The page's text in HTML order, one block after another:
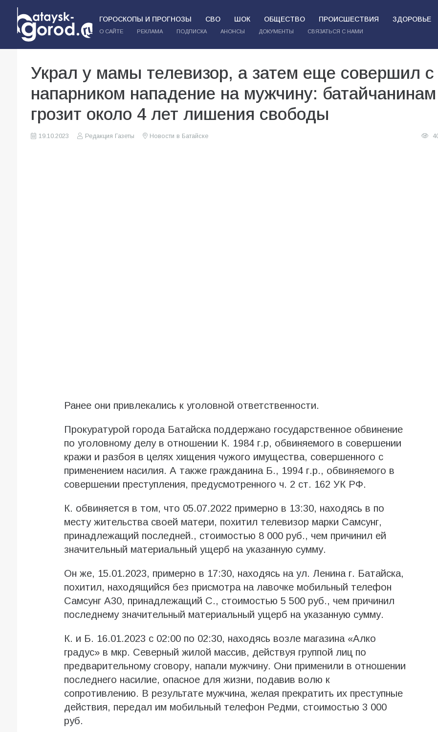
ГОРОСКОПЫ И ПРОГНОЗЫ СВО ШОК ОБЩЕСТВО ПРОИСШЕСТВИЯ ЗДОРОВЬЕ
О САЙТЕ РЕКЛАМА ПОДПИСКА АНОНСЫ ДОКУМЕНТЫ СВЯЗАТЬСЯ С НАМИ
Украл у мамы телевизор, а затем еще совершил с
напарником нападение на мужчину: батайчанинам
грозит около 4 лет лишения свободы
19.10.2023 Редакция Газеты Новости в Батайске
Ранее они привлекались к уголовной ответственности.
Прокуратурой города Батайска поддержано государственное обвинение
по уголовному делу в отношении К. 1984 г.р, обвиняемого в совершении
кражи и разбоя в целях хищения чужого имущества, совершенного с
применением насилия. А также гражданина Б., 1994 г.р., обвиняемого в
совершении преступления, предусмотренного ч. 2 ст. 162 УК РФ.
К. обвиняется в том, что 05.07.2022 примерно в 13:30, находясь в по
месту жительства своей матери, похитил телевизор марки Самсунг,
принадлежащий последней., стоимостью 8 000 руб., чем причинил ей
значительный материальный ущерб на указанную сумму.
Он же, 15.01.2023, примерно в 17:30, находясь на ул. Ленина г. Батайска,
похитил, находящийся без присмотра на лавочке мобильный телефон
Самсунг А30, принадлежащий С., стоимостью 5 500 руб., чем причинил
последнему значительный материальный ущерб на указанную сумму.
К. и Б. 16.01.2023 с 02:00 по 02:30, находясь возле магазина «Алко
градус» в мкр. Северный жилой массив, действуя группой лиц по
предварительному сговору, напали мужчину. Они применили в отношении
последнего насилие, опасное для жизни, подавив волю к
сопротивлению. В результате мужчина, желая прекратить их преступные
действия, передал им мобильный телефон Редми, стоимостью 3 000
руб.